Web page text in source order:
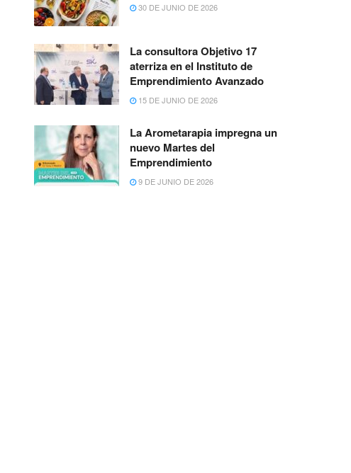
30 DE JUNIO DE 2026
La consultora Objetivo 17
aterriza en el Instituto de
Emprendimiento Avanzado
15 DE JUNIO DE 2026
La Arometarapia impregna un
nuevo Martes del
Emprendimiento
9 DE JUNIO DE 2026